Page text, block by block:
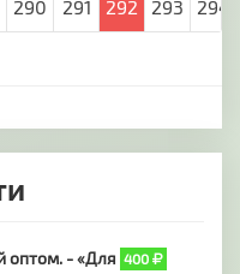
290 291 292 293 294
оптом. - «Для 400